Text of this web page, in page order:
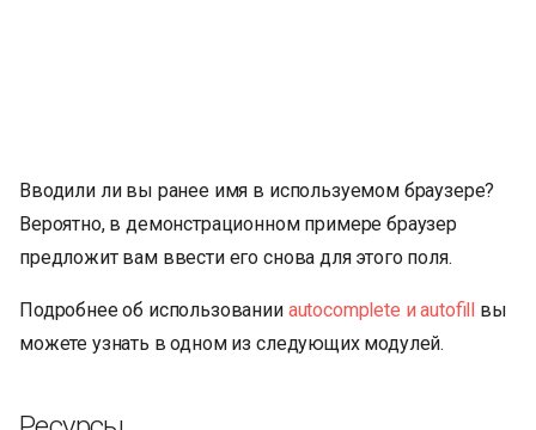
Вводили ли вы ранее имя в используемом браузере?
Вероятно, в демонстрационном примере браузер
предложит вам ввести его снова для этого поля.
Подробнее об использовании autocomplete и autofill
вы
можете узнать в одном из следующих модулей.